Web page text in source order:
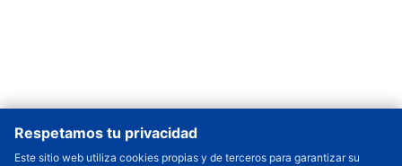
Respetamos tu privacidad
Este sitio web utiliza cookies propias y de terceros para garantizar su